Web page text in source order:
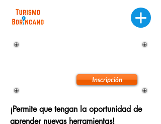
Inscripción
¡Permite que tengan la oportunidad de
aprender nuevas herramientas!